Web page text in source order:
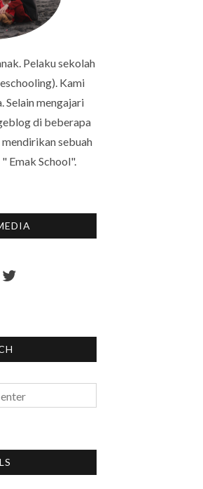
Pelaku sekolah
Kami
Selain mengajari
di beberapa
sebuah
Emak School".